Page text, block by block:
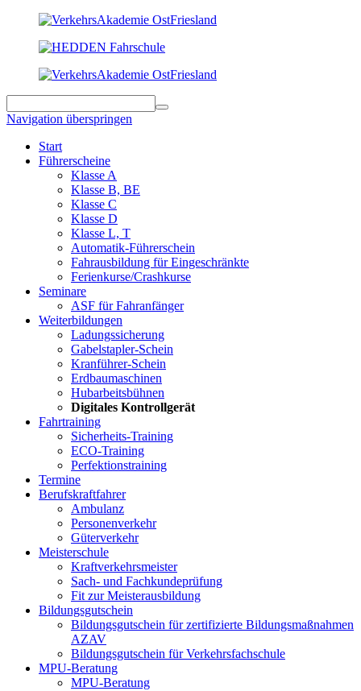
Navigation überspringen
Start
Führerscheine
Klasse A
Klasse B, BE
Klasse C
Klasse D
Klasse L, T
Automatik-Führerschein
Fahrausbildung für Eingeschränkte
Ferienkurse/Crashkurse
Seminare
ASF für Fahranfänger
Weiterbildungen
Ladungssicherung
Gabelstapler-Schein
Kranführer-Schein
Erdbaumaschinen
Hubarbeitsbühnen
Digitales Kontrollgerät
Fahrtraining
Sicherheits-Training
ECO-Training
Perfektionstraining
Termine
Berufskraftfahrer
Ambulanz
Personenverkehr
Güterverkehr
Meisterschule
Kraftverkehrsmeister
Sach- und Fachkundeprüfung
Fit zur Meisterausbildung
Bildungsgutschein
Bildungsgutschein für zertifizierte Bildungsmaßnahmen
AZAV
Bildungsgutschein für Verkehrsfachschule
MPU-Beratung
MPU-Beratung